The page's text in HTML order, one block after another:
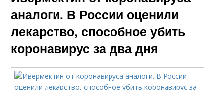
аналоги. В России оценили
лекарство, способное убить
коронавирус за два дня